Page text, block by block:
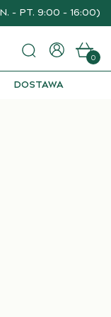
- PT. 9:00 - 16:00)
0
DOSTAWA